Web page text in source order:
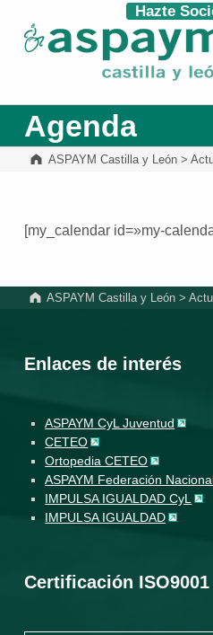
Hazte
Agenda
ASPAYM Castilla y León>
[my_calendar id=»my-
ASPAYM Castilla y León >
Enlaces de interés
ASPAYM CyL Juventud
CETEO
Ortopedia CETEO
ASPAYM Federación
IMPULSA IGUALDAD CyL
IMPULSA IGUALDAD
Certificación ISO9001